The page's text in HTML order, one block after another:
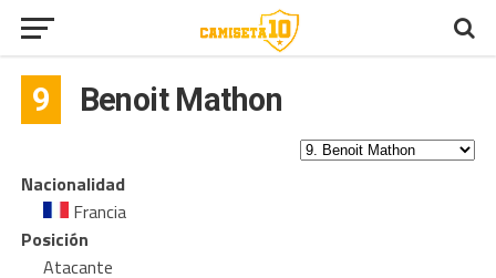
9 Benoit Mathon
Nacionalidad
Francia
Posición
Atacante